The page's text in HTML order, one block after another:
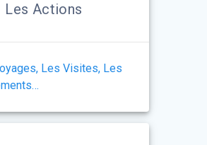
Les Actions
Les Visites, Les